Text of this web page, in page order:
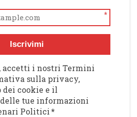
*
Iscrivimi
accetti i nostri Termini
sulla privacy,
dei cookie e il
tue informazioni
Politici*